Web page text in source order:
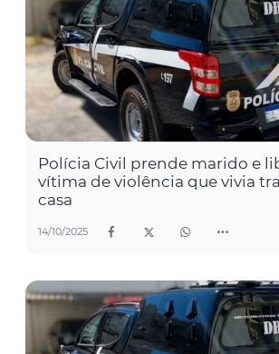
Polícia Civil prende marido e
vítima de violência que vivia
casa
14/10/2025